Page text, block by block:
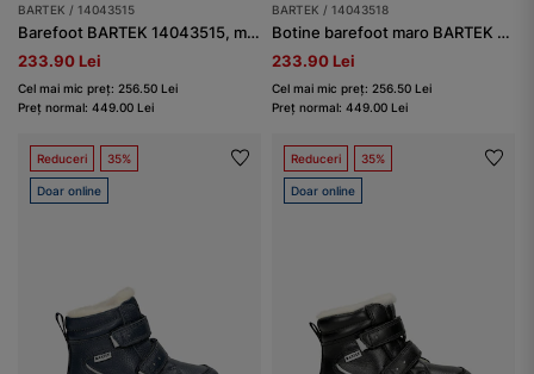
BARTEK / 14043515
Barefoot BARTEK 14043515, maro-bej
233.90 Lei
Cel mai mic preț: 256.50 Lei
Preț normal: 449.00 Lei
BARTEK / 14043518
Botine barefoot maro BARTEK 14043518
233.90 Lei
Cel mai mic preț: 256.50 Lei
Preț normal: 449.00 Lei
Reduceri 35%
Doar online
Reduceri 35%
Doar online